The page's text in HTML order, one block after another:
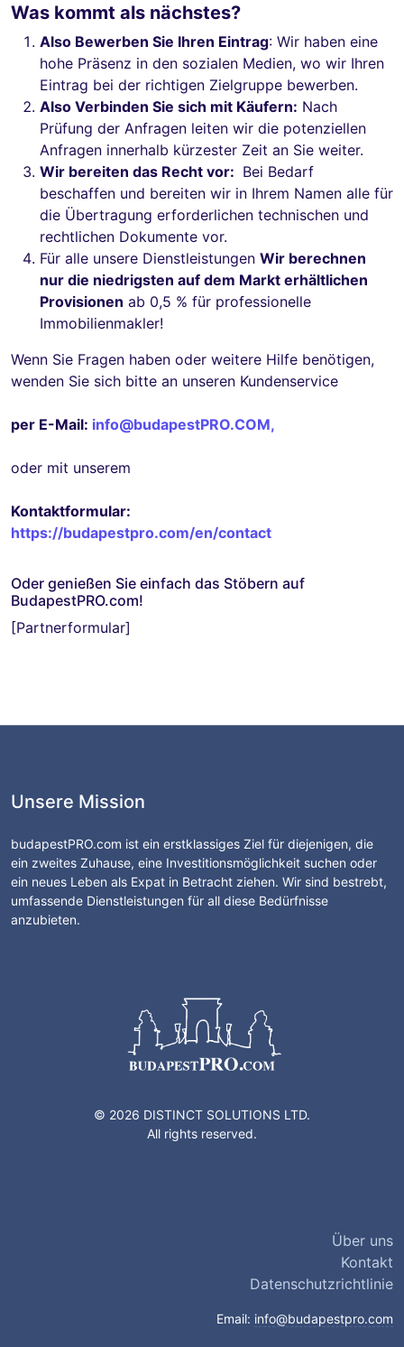
Was kommt als nächstes?
Also Bewerben Sie Ihren Eintrag: Wir haben eine
hohe Präsenz in den sozialen Medien, wo wir Ihren
Eintrag bei der richtigen Zielgruppe bewerben.
Also Verbinden Sie sich mit Käufern: Nach
Prüfung der Anfragen leiten wir die potenziellen
Anfragen innerhalb kürzester Zeit an Sie weiter.
Wir bereiten das Recht vor: Bei Bedarf
beschaffen und bereiten wir in Ihrem Namen alle für
die Übertragung erforderlichen technischen und
rechtlichen Dokumente vor.
Für alle unsere Dienstleistungen Wir berechnen
nur die niedrigsten auf dem Markt erhältlichen
Provisionen ab 0,5 % für professionelle
Immobilienmakler!
Wenn Sie Fragen haben oder weitere Hilfe benötigen,
wenden Sie sich bitte an unseren Kundenservice
per E-Mail: info@budapestPRO.COM,
oder mit unserem
Kontaktformular:
https://budapestpro.com/en/contact
Oder genießen Sie einfach das Stöbern auf
BudapestPRO.com!
[Partnerformular]
Unsere Mission
budapestPRO.com ist ein erstklassiges Ziel für diejenigen, die
ein zweites Zuhause, eine Investitionsmöglichkeit suchen oder
ein neues Leben als Expat in Betracht ziehen. Wir sind bestrebt,
umfassende Dienstleistungen für all diese Bedürfnisse
anzubieten.
© 2026 DISTINCT SOLUTIONS LTD.
All rights reserved.
Über uns
Kontakt
Datenschutzrichtlinie
Email: info@budapestpro.com